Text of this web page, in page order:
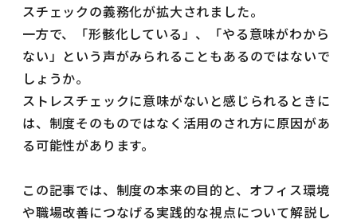
スチェックの義務化が拡大されました。
一方で、「形骸化している」、「やる意味がわから
ない」という声がみられることもあるのではないで
しょうか。
ストレスチェックに意味がないと感じられるときに
は、制度そのものではなく活用のされ方に原因があ
る可能性があります。
この記事では、制度の本来の目的と、オフィス環境
や職場改善につなげる実践的な視点について解説し